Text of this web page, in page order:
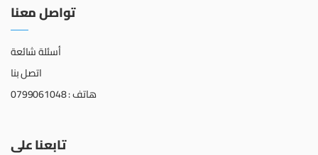
تواصل معنا
أسئلة شائعة
اتصل بنا
هاتف : 0799061048
تابعنا على